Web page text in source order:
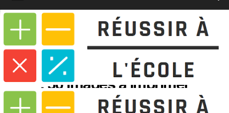
Coloriage Coloriage à imprimer
Animaux : 50 images à imprimer
gratuitement
Coloriage à imprimer Animaux
: 50 images à imprimer
gratuitement